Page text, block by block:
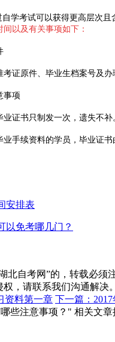
学考试可以获得更高层次
以及有关事项如下：
证原件、毕业生档案号及
事项
证书只制发一次，遗失不
手续资料的学员，毕业证书
安排表
以免考哪几门？
北自考网”的，转载必须
，请联系我们沟通解
资料第一章 下一篇：
些注意事项？" 相关文章